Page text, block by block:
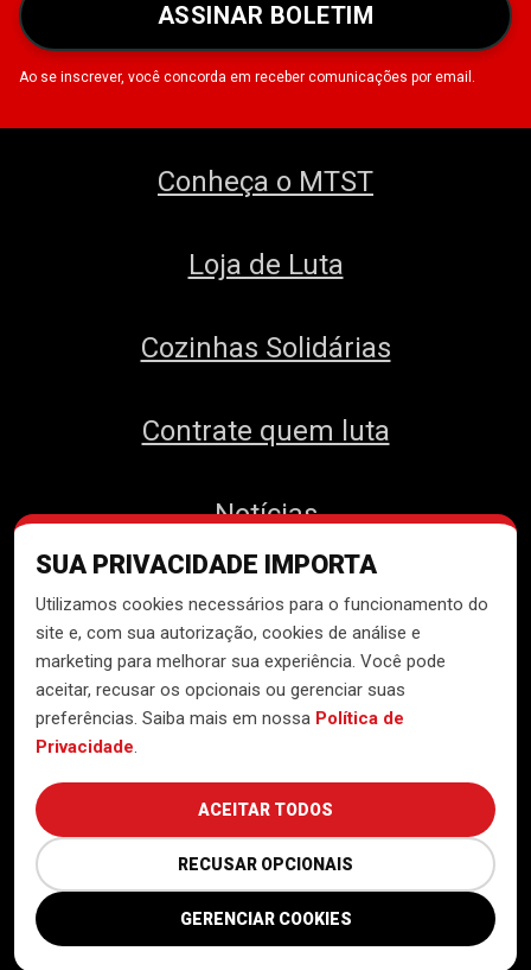
SUA PRIVACIDADE IMPORTA
Utilizamos cookies necessários para o funcionamento do
site e, com sua autorização, cookies de análise e
marketing para melhorar sua experiência. Você pode
aceitar, recusar os opcionais ou gerenciar suas
preferências. Saiba mais em nossa Política de
Privacidade.
ACEITAR TODOS
RECUSAR OPCIONAIS
GERENCIAR COOKIES
ASSINAR BOLETIM
Ao se inscrever, você concorda em receber comunicações por email.
Conheça o MTST
Loja de Luta
Cozinhas Solidárias
Contrate quem luta
Notícias
Contato
Desenvolvido peloNúcleo de
Tecnologia do MTST